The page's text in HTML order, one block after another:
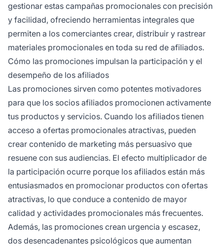
gestionar estas campañas promocionales con precisión
y facilidad, ofreciendo herramientas integrales que
permiten a los comerciantes crear, distribuir y rastrear
materiales promocionales en toda su red de afiliados.
Cómo las promociones impulsan la participación y el
desempeño de los afiliados
Las promociones sirven como potentes motivadores
para que los socios afiliados promocionen activamente
tus productos y servicios. Cuando los afiliados tienen
acceso a ofertas promocionales atractivas, pueden
crear contenido de marketing más persuasivo que
resuene con sus audiencias. El efecto multiplicador de
la participación ocurre porque los afiliados están más
entusiasmados en promocionar productos con ofertas
atractivas, lo que conduce a contenido de mayor
calidad y actividades promocionales más frecuentes.
Además, las promociones crean urgencia y escasez,
dos desencadenantes psicológicos que aumentan